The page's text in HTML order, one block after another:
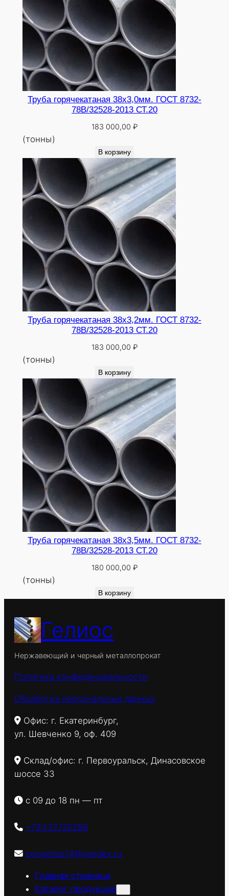
Труба горячекатаная 38х3,0мм. ГОСТ 8732-
78В/32528-2013 СТ.20
183 000,00 ₽
(тонны)
В корзину
Труба горячекатаная 38х3,2мм. ГОСТ 8732-
78В/32528-2013 СТ.20
183 000,00 ₽
(тонны)
В корзину
Труба горячекатаная 38х3,5мм. ГОСТ 8732-
78В/32528-2013 СТ.20
180 000,00 ₽
(тонны)
В корзину
Гелиос
Нержавеющий и черный металлопрокат
Политика конфиденциальности
Обработка персональных данных
Офис: г. Екатеринбург,
ул. Шевченко 9, оф. 409
Склад/офис: г. Первоуральск, Динасовское
шоссе 33
с 09 до 18 пн — пт
+73432720289
ooogelios14@yandex.ru
Главная страница
Каталог продукции